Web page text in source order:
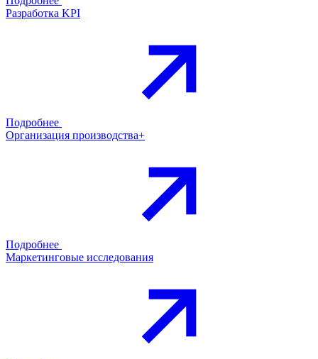
Разработка KPI
Подробнее
Организация производства+
Подробнее
Маркетинговые исследования